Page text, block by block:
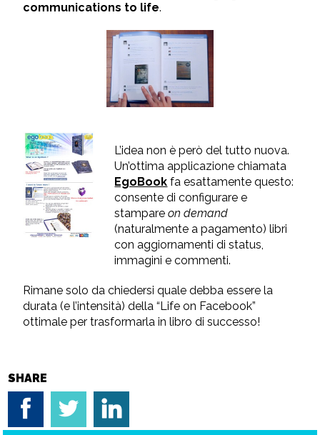
communications to life.
L’idea non è però del tutto nuova.
Un’ottima applicazione chiamata
EgoBook fa esattamente questo:
consente di configurare e
stampare on demand
(naturalmente a pagamento) libri
con aggiornamenti di status,
immagini e commenti.
Rimane solo da chiedersi quale debba essere la
durata (e l’intensità) della “Life on Facebook”
ottimale per trasformarla in libro di successo!
SHARE